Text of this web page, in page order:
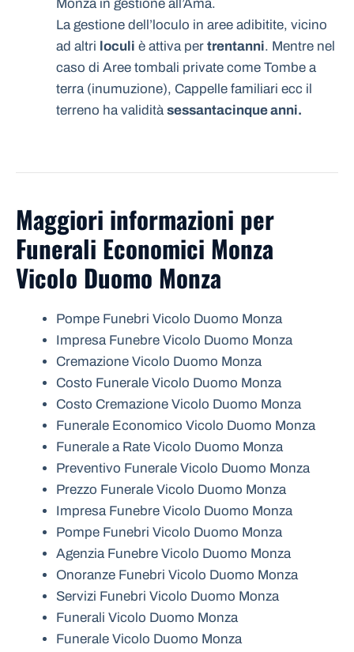
Monza in gestione all’Ama.
La gestione dell’loculo in aree adibitite, vicino
ad altri loculi è attiva per trentanni. Mentre nel
caso di Aree tombali private come Tombe a
terra (inumuzione), Cappelle familiari ecc il
terreno ha validità sessantacinque anni.
Maggiori informazioni per
Funerali Economici Monza
Vicolo Duomo Monza
Pompe Funebri Vicolo Duomo Monza
Impresa Funebre Vicolo Duomo Monza
Cremazione Vicolo Duomo Monza
Costo Funerale Vicolo Duomo Monza
Costo Cremazione Vicolo Duomo Monza
Funerale Economico Vicolo Duomo Monza
Funerale a Rate Vicolo Duomo Monza
Preventivo Funerale Vicolo Duomo Monza
Prezzo Funerale Vicolo Duomo Monza
Impresa Funebre Vicolo Duomo Monza
Pompe Funebri Vicolo Duomo Monza
Agenzia Funebre Vicolo Duomo Monza
Onoranze Funebri Vicolo Duomo Monza
Servizi Funebri Vicolo Duomo Monza
Funerali Vicolo Duomo Monza
Funerale Vicolo Duomo Monza